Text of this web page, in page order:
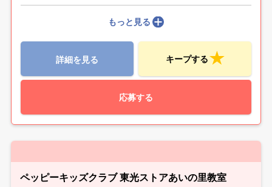
もっと見る
詳細を見る キープする
応募する
ペッピーキッズクラブ 東光ストアあいの里教室